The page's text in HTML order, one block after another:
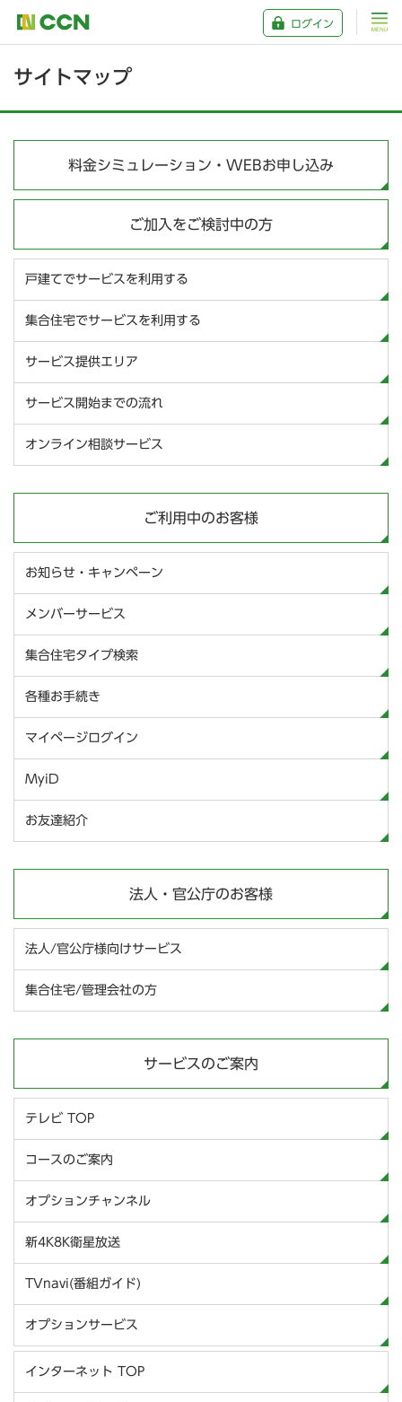
ログイン
サイトマップ
料金シミュレーション・WEBお申し込み
ご加入をご検討中の方
戸建てでサービスを利用する
集合住宅でサービスを利用する
サービス提供エリア
サービス開始までの流れ
オンライン相談サービス
ご利用中のお客様
お知らせ・キャンペーン
メンバーサービス
集合住宅タイプ検索
各種お手続き
マイページログイン
MyiD
お友達紹介
法人・官公庁のお客様
法人/官公庁様向けサービス
集合住宅/管理会社の方
サービスのご案内
テレビ TOP
コースのご案内
オプションチャンネル
新4K8K衛星放送
TVnavi(番組ガイド)
オプションサービス
インターネット TOP